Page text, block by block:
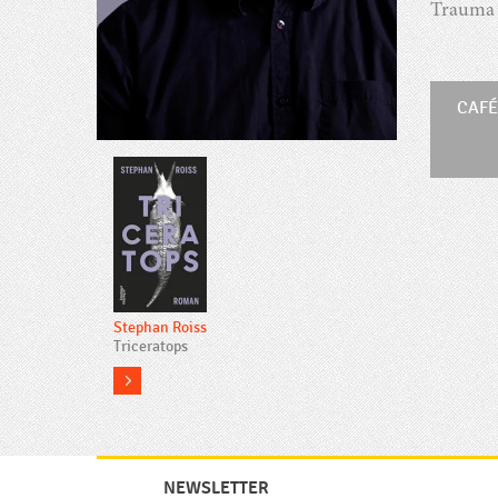
Stephan Roiss
Triceratops
more
Trauma
NEWSLETTER